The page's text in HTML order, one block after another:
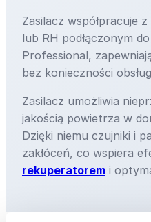
Zasilacz współpracuje
lub RH podłączonym
Professional,
bez konieczności
Zasilacz umożliwia
jakością powietrza w
Dzięki niemu czujniki i
zakłóceń, co wspiera
rekuperatorem i